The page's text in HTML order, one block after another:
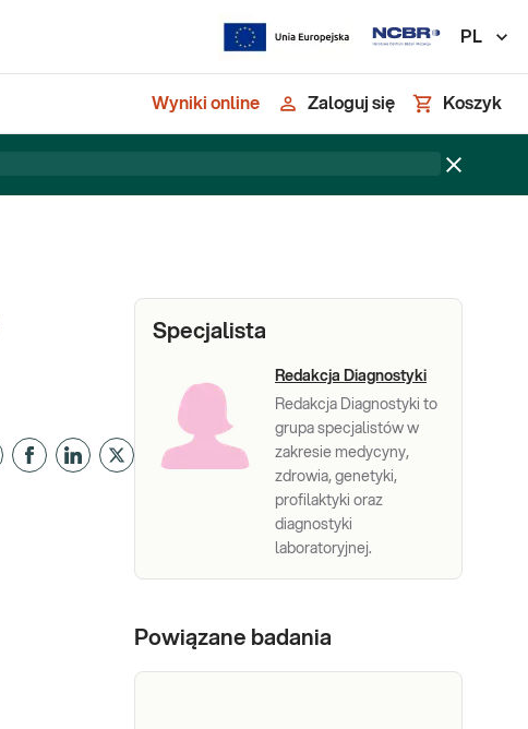
PL
Wyniki online Zaloguj się Koszyk
Specjalista
Redakcja Diagnostyki
Redakcja Diagnostyki to
grupa specjalistów w
zakresie medycyny,
zdrowia, genetyki,
profilaktyki oraz
diagnostyki
laboratoryjnej.
Powiązane badania